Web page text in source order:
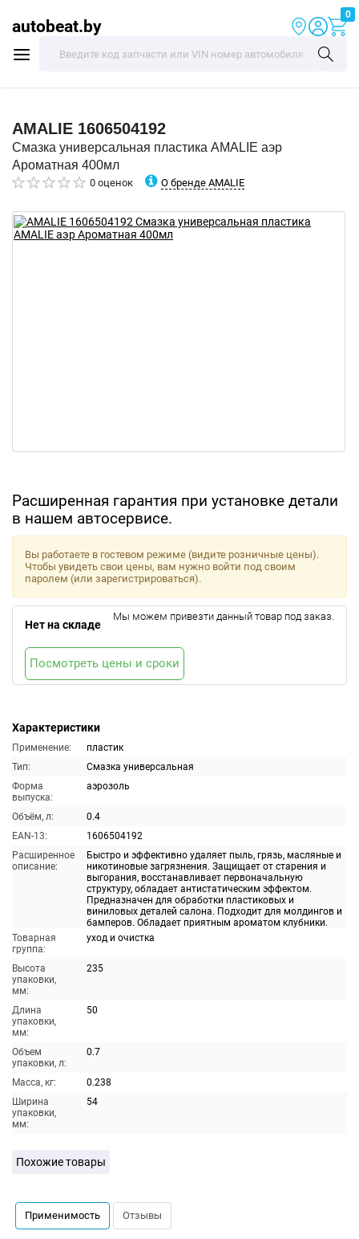
autobeat.by
0
AMALIE 1606504192
Смазка универсальная пластика AMALIE аэр
Ароматная 400мл
0 оценок О бренде AMALIE
Расширенная гарантия при установке детали
в нашем автосервисе.
Характеристики
Применение:
пластик
Тип:
Смазка универсальная
Форма
выпуска:
аэрозоль
Объём, л:
0.4
EAN-13:
1606504192
Расширенное
описание:
Быстро и эффективно удаляет пыль, грязь, масляные и
никотиновые загрязнения. Защищает от старения и
выгорания, восстанавливает первоначальную
структуру, обладает антистатическим эффектом.
Предназначен для обработки пластиковых и
виниловых деталей салона. Подходит для молдингов и
бамперов. Обладает приятным ароматом клубники.
Товарная
группа:
уход и очистка
Высота
упаковки,
мм:
235
Длина
упаковки,
мм:
50
Объем
упаковки, л:
0.7
Масса, кг:
0.238
Ширина
упаковки,
мм:
54
Вы работаете в гостевом режиме (видите розничные цены).
Чтобы увидеть свои цены, вам нужно войти под своим
паролем (или зарегистрироваться).
Нет на складе
Мы можем привезти данный товар под заказ.
Посмотреть цены и сроки
Похожие товары
Применимость Отзывы